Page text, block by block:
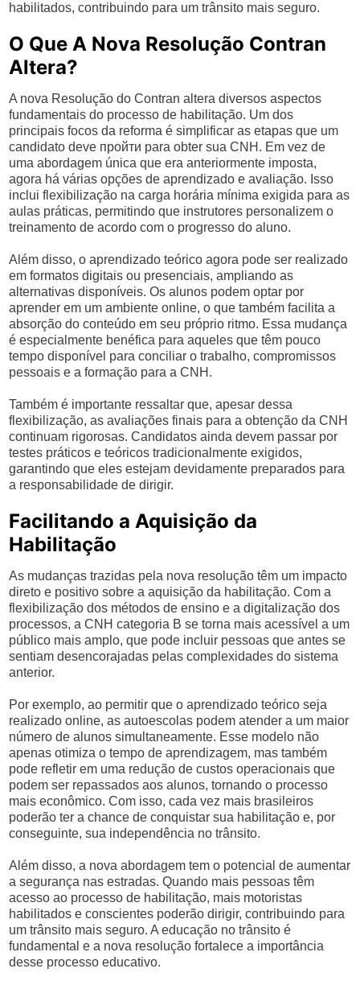
habilitados, contribuindo para um trânsito mais seguro.
O Que A Nova Resolução Contran
Altera?
A nova Resolução do Contran altera diversos aspectos
fundamentais do processo de habilitação. Um dos
principais focos da reforma é simplificar as etapas que um
candidato deve пройти para obter sua CNH. Em vez de
uma abordagem única que era anteriormente imposta,
agora há várias opções de aprendizado e avaliação. Isso
inclui flexibilização na carga horária mínima exigida para as
aulas práticas, permitindo que instrutores personalizem o
treinamento de acordo com o progresso do aluno.
Além disso, o aprendizado teórico agora pode ser realizado
em formatos digitais ou presenciais, ampliando as
alternativas disponíveis. Os alunos podem optar por
aprender em um ambiente online, o que também facilita a
absorção do conteúdo em seu próprio ritmo. Essa mudança
é especialmente benéfica para aqueles que têm pouco
tempo disponível para conciliar o trabalho, compromissos
pessoais e a formação para a CNH.
Também é importante ressaltar que, apesar dessa
flexibilização, as avaliações finais para a obtenção da CNH
continuam rigorosas. Candidatos ainda devem passar por
testes práticos e teóricos tradicionalmente exigidos,
garantindo que eles estejam devidamente preparados para
a responsabilidade de dirigir.
Facilitando a Aquisição da
Habilitação
As mudanças trazidas pela nova resolução têm um impacto
direto e positivo sobre a aquisição da habilitação. Com a
flexibilização dos métodos de ensino e a digitalização dos
processos, a CNH categoria B se torna mais acessível a um
público mais amplo, que pode incluir pessoas que antes se
sentiam desencorajadas pelas complexidades do sistema
anterior.
Por exemplo, ao permitir que o aprendizado teórico seja
realizado online, as autoescolas podem atender a um maior
número de alunos simultaneamente. Esse modelo não
apenas otimiza o tempo de aprendizagem, mas também
pode refletir em uma redução de custos operacionais que
podem ser repassados aos alunos, tornando o processo
mais econômico. Com isso, cada vez mais brasileiros
poderão ter a chance de conquistar sua habilitação e, por
conseguinte, sua independência no trânsito.
Além disso, a nova abordagem tem o potencial de aumentar
a segurança nas estradas. Quando mais pessoas têm
acesso ao processo de habilitação, mais motoristas
habilitados e conscientes poderão dirigir, contribuindo para
um trânsito mais seguro. A educação no trânsito é
fundamental e a nova resolução fortalece a importância
desse processo educativo.